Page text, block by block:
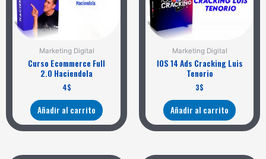
Marketing Digital
Curso Ecommerce Full
2.0 Haciendola
4$
Añadir al carrito
Marketing Digital
IOS 14 Ads Cracking Luis
Tenorio
3$
Añadir al carrito